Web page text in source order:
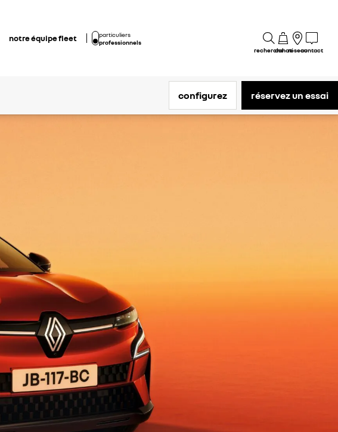
notre équipe fleet
particuliers
professionnels
rechercheachatréseaucontact
configurez réservez un essai